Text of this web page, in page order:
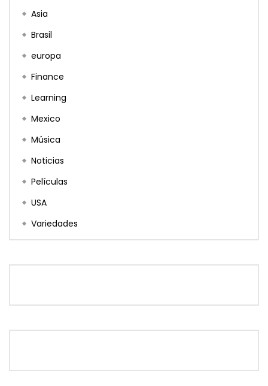
Asia
Brasil
europa
Finance
Learning
Mexico
Música
Noticias
Películas
USA
Variedades